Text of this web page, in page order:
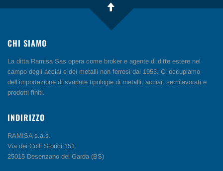
CHI SIAMO
La ditta Ramisa Sas opera come broker e agente di ditte estere nel
campo degli acciai e dei metalli non ferrosi dal 1953. Ci occupiamo
dell’importazione di svariate tipologie di metalli, acciai, semilavorati e
prodotti finiti.
INDIRIZZO
RAMISA s.a.s.
Via dei Colli Storici 151
25015 Desenzano del Garda (BS)